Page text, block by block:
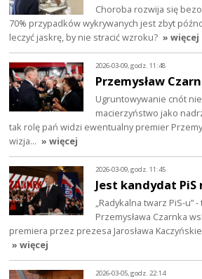
Choroba rozwija się
70% przypadków wykrywanych jest zbyt
leczyć jaskrę, by nie stracić wzroku? » więcej
2026-03-09, godz. 11:48
Przemysław
Ugruntowywanie cnót
macierzyństwo jako
tak rolę pań widzi ewentualny premier
wizja… » więcej
2026-03-09, godz. 11:45
Jest kandydat PiS
„Radykalna twarz PiS-
Przemysława Czarnka
premiera przez prezesa Jarosława
» więcej
2026-03-05, godz. 22:14